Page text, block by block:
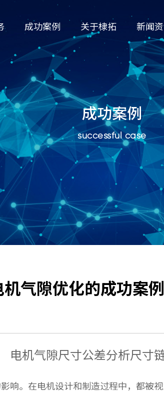
成功案例 关于棣拓 新闻
成功案例
successful case
气隙优化的成功案
电机气隙尺寸公差分析尺寸
响。在电机设计和制造过程中，都被